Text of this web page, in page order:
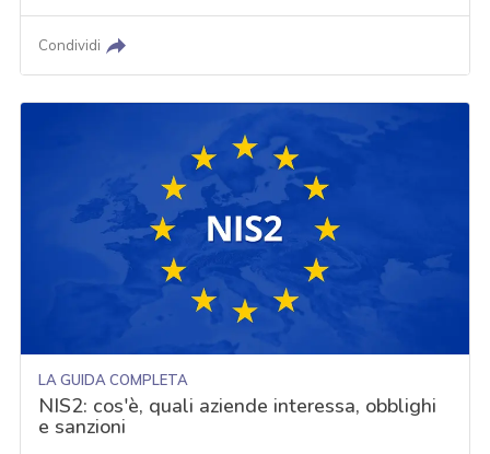
Condividi
LA GUIDA COMPLETA
NIS2: cos'è, quali aziende interessa, obblighi
e sanzioni